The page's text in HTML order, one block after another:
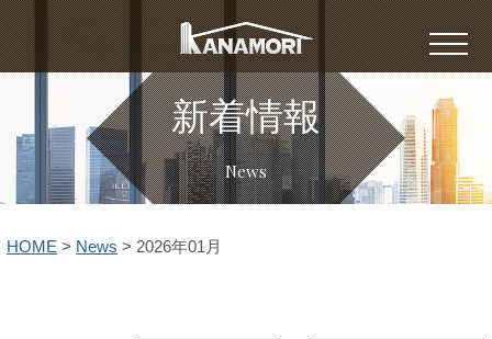
新着情報
News
HOME > News > 2026年01月